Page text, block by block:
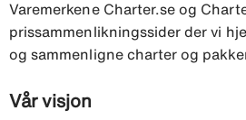
Varemerkene Charter.se og
prissammenlikningssider der vi
og sammenligne charter og
Vår visjon